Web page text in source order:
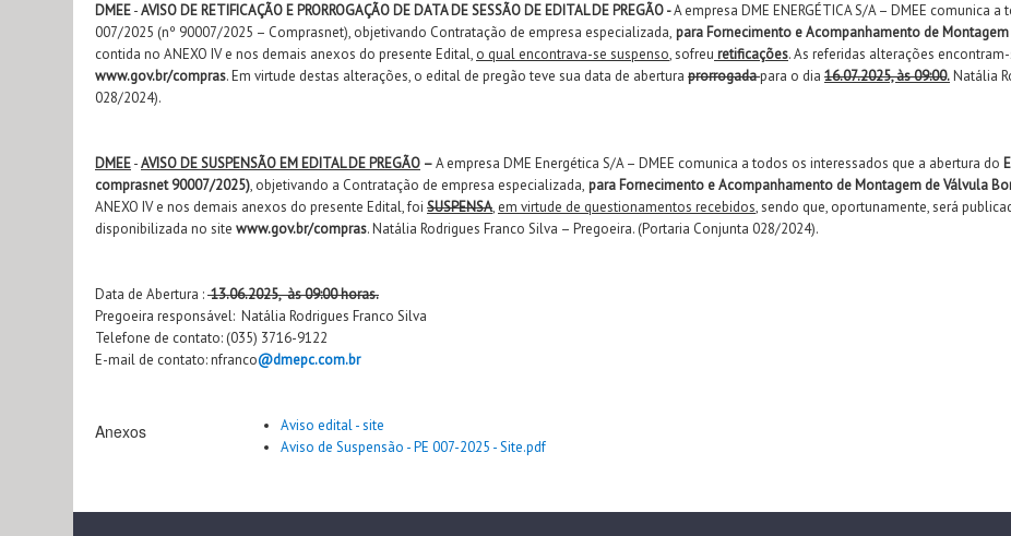
DMEE-AVISO DE RETIFICAÇÃO E PRORROGAÇÃO DE DATA DE SESSÃO DE EDITAL DE PREGÃO -A empresa DME ENERGÉTICA S/A – DMEE
007/2025 (nº 90007/2025 – Comprasnet), objetivando Contratação de empresa especializada, para Fornecimento e Acompanhamento de
contida no ANEXO IV e nos demais anexos do presente Edital, o qual encontrava-se suspenso, sofreu retificações. As referidas alterações
www.gov.br/compras. Em virtude destas alterações, o edital de pregão teve sua data de abertura prorrogadapara o dia 16.07.2025, às 09:00.Natália
028/2024).
DMEE-AVISO DE SUSPENSÃO EM EDITAL DE PREGÃO –A empresa DME Energética S/A – DMEE comunica a todos os interessados que a abertura do
comprasnet 90007/2025), objetivando a Contratação de empresa especializada, para Fornecimento e Acompanhamento de Montagem de Válvula
ANEXO IV e nos demais anexos do presente Edital, foi SUSPENSA, em virtude de questionamentos recebidos, sendo que, oportunamente, será
disponibilizada no site www.gov.br/compras. Natália Rodrigues Franco Silva – Pregoeira. (Portaria Conjunta 028/2024).
Data de Abertura :13.06.2025, às 09:00 horas.
Pregoeira responsável: Natália Rodrigues Franco Silva
Telefone de contato: (035) 3716-9122
E-mail de contato: nfranco@dmepc.com.br
Anexos
Aviso edital - site
Aviso de Suspensão - PE 007-2025 - Site.pdf